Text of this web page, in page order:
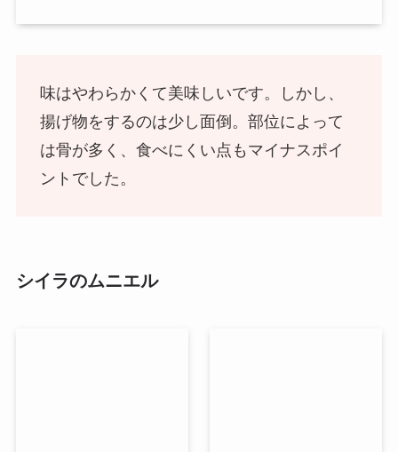
味はやわらかくて美味しいです。しかし、
揚げ物をするのは少し面倒 。部位によって
は骨が多く、食べにくい点もマイナスポイ
ントでした。
シイラのムニエル